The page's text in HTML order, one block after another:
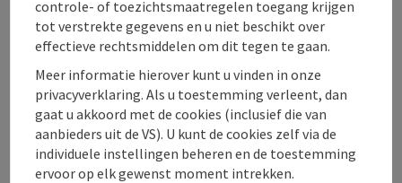
PDF aanmaken
Bijdrage printen
In de buurt
controle- of toezichtsmaatregelen toegang krijgen
tot verstrekte gegevens en u niet beschikt over
effectieve rechtsmiddelen om dit tegen te gaan.
Meer informatie hierover kunt u vinden in onze
privacyverklaring. Als u toestemming verleent, dan
gaat u akkoord met de cookies (inclusief die van
aanbieders uit de VS). U kunt de cookies zelf via de
individuele instellingen beheren en de toestemming
ervoor op elk gewenst moment intrekken.